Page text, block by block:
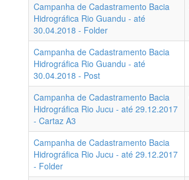
Campanha de Cadastramento Bacia
Hidrográfica Rio Guandu - até
30.04.2018 - Folder
Campanha de Cadastramento Bacia
Hidrográfica Rio Guandu - até
30.04.2018 - Post
Campanha de Cadastramento Bacia
Hidrográfica Rio Jucu - até 29.12.2017
- Cartaz A3
Campanha de Cadastramento Bacia
Hidrográfica Rio Jucu - até 29.12.2017
- Folder